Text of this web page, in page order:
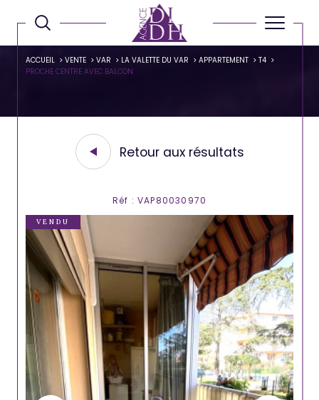
ACCUEIL VENTE VAR LA VALETTE DU VAR APPARTEMENT
T4
PROCHE CENTRE AVEC BALCON
Retour aux résultats
Réf : VAP80030970
VENDU